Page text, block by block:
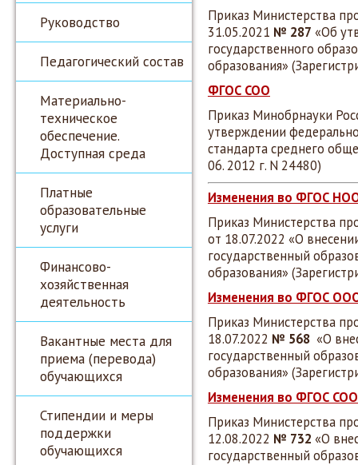
Руководство
Педагогический состав
Материально-
техническое
обеспечение.
Доступная среда
Платные
образовательные
услуги
Финансово-
хозяйственная
деятельность
Вакантные места для
приема (перевода)
обучающихся
Стипендии и меры
поддержки
обучающихся
Приказ Министерства
31.05.2021 № 287 «Об
государственного
образования»
ФГОС СОО
Приказ Минобрнауки
утверждении
стандарта среднего
06. 2012 г. N 24480)
Изменения во ФГОС
Приказ Министерства
от 18.07.2022 «О
государственный
образования»
Изменения во ФГОС
Приказ Министерства
18.07.2022 № 568 «О
государственный
образования»
Изменения во ФГОС СОО
Приказ Министерства
12.08.2022 № 732 «О
государственный